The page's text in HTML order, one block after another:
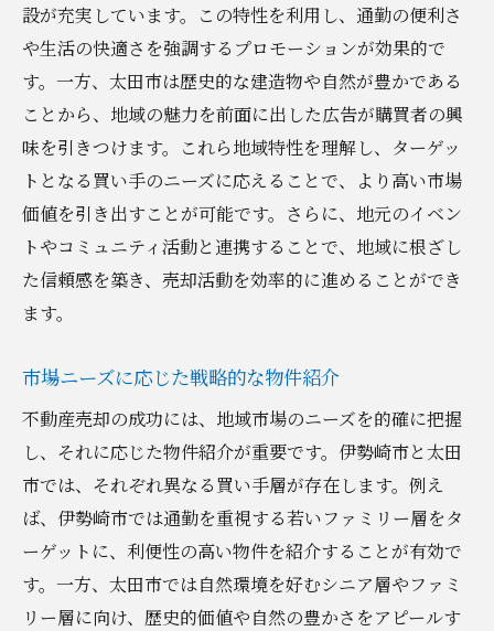
設が充実しています。この特性を利用し、通勤の便利さ
や生活の快適さを強調するプロモーションが効果的で
す。一方、太田市は歴史的な建造物や自然が豊かである
ことから、地域の魅力を前面に出した広告が購買者の興
味を引きつけます。これら地域特性を理解し、ターゲッ
トとなる買い手のニーズに応えることで、より高い市場
価値を引き出すことが可能です。さらに、地元のイベン
トやコミュニティ活動と連携することで、地域に根ざし
た信頼感を築き、売却活動を効率的に進めることができ
ます。
市場ニーズに応じた戦略的な物件紹介
不動産売却の成功には、地域市場のニーズを的確に把握
し、それに応じた物件紹介が重要です。伊勢崎市と太田
市では、それぞれ異なる買い手層が存在します。例え
ば、伊勢崎市では通勤を重視する若いファミリー層をタ
ーゲットに、利便性の高い物件を紹介することが有効で
す。一方、太田市では自然環境を好むシニア層やファミ
リー層に向け、歴史的価値や自然の豊かさをアピールす